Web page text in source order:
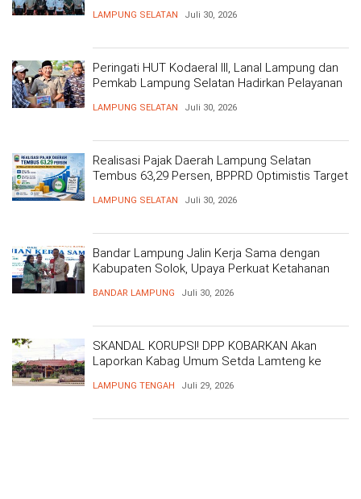
LAMPUNG SELATAN Juli 30, 2026
Peringati HUT Kodaeral III, Lanal Lampung dan
Pemkab Lampung Selatan Hadirkan Pelayanan
LAMPUNG SELATAN Juli 30, 2026
Realisasi Pajak Daerah Lampung Selatan
Tembus 63,29 Persen, BPPRD Optimistis Target
LAMPUNG SELATAN Juli 30, 2026
Bandar Lampung Jalin Kerja Sama dengan
Kabupaten Solok, Upaya Perkuat Ketahanan
BANDAR LAMPUNG Juli 30, 2026
SKANDAL KORUPSI! DPP KOBARKAN Akan
Laporkan Kabag Umum Setda Lamteng ke
LAMPUNG TENGAH Juli 29, 2026